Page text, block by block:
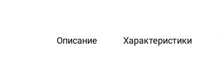
Описание Характеристики